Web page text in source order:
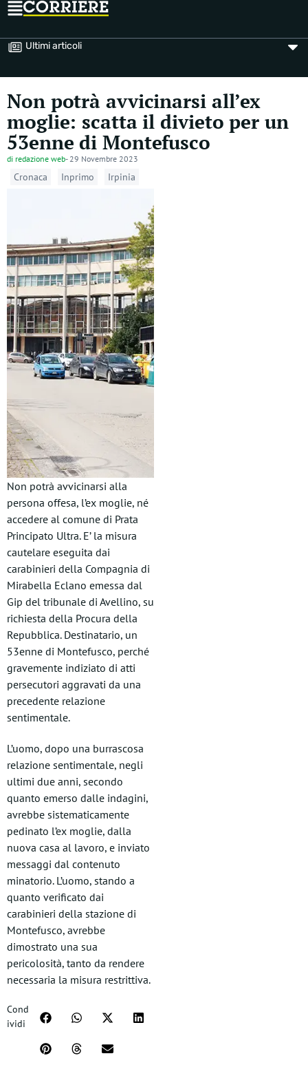
Ultimi articoli
Non potrà avvicinarsi all’ex
moglie: scatta il divieto per un
53enne di Montefusco
di redazione web- 29 Novembre 2023
Cronaca Inprimo Irpinia
Non potrà avvicinarsi alla
persona offesa, l’ex moglie, né
accedere al comune di Prata
Principato Ultra. E’ la misura
cautelare eseguita dai
carabinieri della Compagnia di
Mirabella Eclano emessa dal
Gip del tribunale di Avellino, su
richiesta della Procura della
Repubblica. Destinatario, un
53enne di Montefusco, perché
gravemente indiziato di atti
persecutori aggravati da una
precedente relazione
sentimentale.
L’uomo, dopo una burrascosa
relazione sentimentale, negli
ultimi due anni, secondo
quanto emerso dalle indagini,
avrebbe sistematicamente
pedinato l’ex moglie, dalla
nuova casa al lavoro, e inviato
messaggi dal contenuto
minatorio. L’uomo, stando a
quanto verificato dai
carabinieri della stazione di
Montefusco, avrebbe
dimostrato una sua
pericolosità, tanto da rendere
necessaria la misura restrittiva.
Cond
ividi